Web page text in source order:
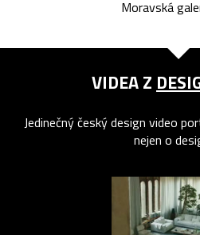
Moravská
VIDEA Z
Jedinečný český design video
nejen o